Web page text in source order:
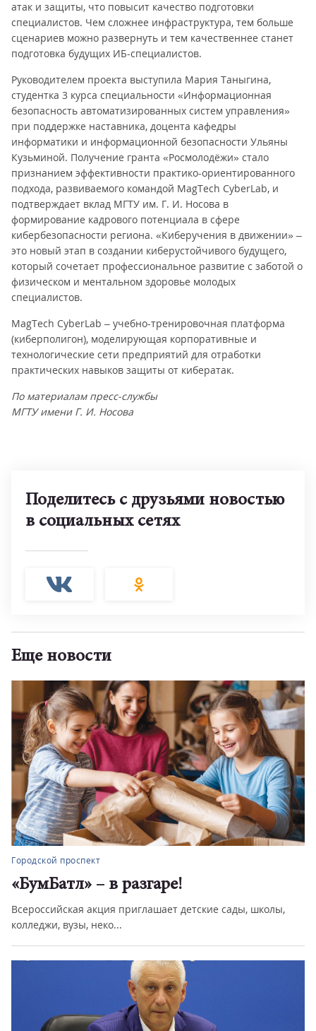
атак и защиты, что повысит качество подготовки
специалистов. Чем сложнее инфраструктура, тем больше
сценариев можно развернуть и тем качественнее станет
подготовка будущих ИБ-специалистов.
Руководителем проекта выступила Мария Таныгина,
студентка 3 курса специальности «Информационная
безопасность автоматизированных систем управления»
при поддержке наставника, доцента кафедры
информатики и информационной безопасности Ульяны
Кузьминой. Получение гранта «Росмолодёжи» стало
признанием эффективности практико-ориентированного
подхода, развиваемого командой MagTech CyberLab, и
подтверждает вклад МГТУ им. Г. И. Носова в
формирование кадрового потенциала в сфере
кибербезопасности региона. «Киберучения в движении» –
это новый этап в создании кибер­устойчивого будущего,
который сочетает профессиональное развитие с заботой о
физическом и ментальном здоровье молодых
специалистов.
MagTech CyberLab – учебно-тренировочная платформа
(киберполигон), моделирующая корпоративные и
технологические сети предприятий для отработки
практических навыков защиты от кибератак.
По материалам пресс-службы
МГТУ имени Г. И. Носова
Поделитесь с друзьями новостью
в социальных сетях
Еще новости
Городской проспект
«БумБатл» – в разгаре!
Всероссийская акция приглашает детские сады, школы,
колледжи, вузы, неко...